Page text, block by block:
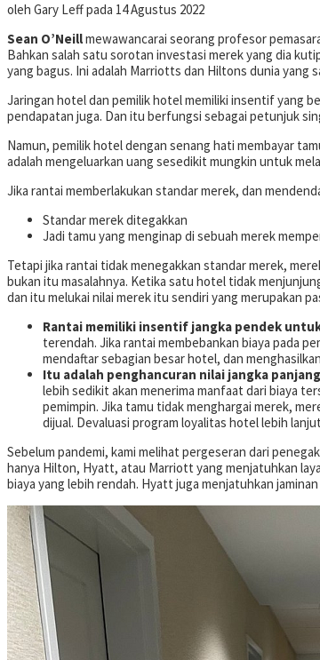
oleh Gary Leffpada 14 Agustus 2022
Sean O’Neillmewawancarai seorang profesor
Bahkan salah satu sorotan investasi merek yang dia
yang bagus. Ini adalah Marriotts dan Hiltons dunia yang
Jaringan hotel dan pemilik hotel memiliki insentif yang
pendapatan juga. Dan itu berfungsi sebagai petunjuk
Namun, pemilik hotel dengan senang hati membayar
adalah mengeluarkan uang sesedikit mungkin untuk
Jika rantai memberlakukan standar merek, dan
Standar merek ditegakkan
Jadi tamu yang menginap di sebuah merek
Tetapi jika rantai tidak menegakkan standar merek,
bukan itu masalahnya. Ketika satu hotel tidak
dan itu melukai nilai merek itu sendiri yang merupakan
Rantai memiliki insentif jangka pendek
terendah. Jika rantai membebankan biaya pada
mendaftar sebagian besar hotel, dan
Itu adalah penghancuran nilai jangka
lebih sedikit akan menerima manfaat dari biaya
pemimpin. Jika tamu tidak menghargai merek,
dijual. Devaluasi program loyalitas hotel lebih
Sebelum pandemi, kami melihat pergeseran dari
hanya Hilton, Hyatt, atau Marriott yang menjatuhkan
biaya yang lebih rendah. Hyatt juga menjatuhkan